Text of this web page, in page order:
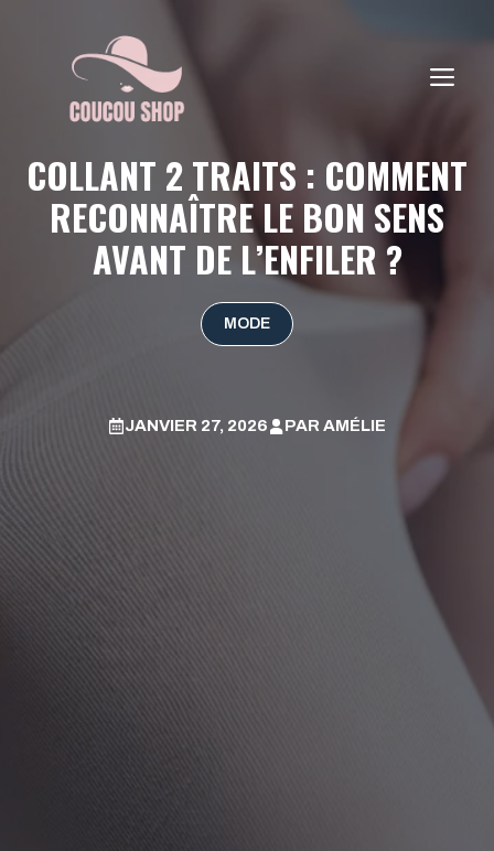
COLLANT 2 TRAITS : COMMENT
RECONNAÎTRE LE BON SENS
AVANT DE L’ENFILER ?
MODE
JANVIER 27, 2026 PAR AMÉLIE